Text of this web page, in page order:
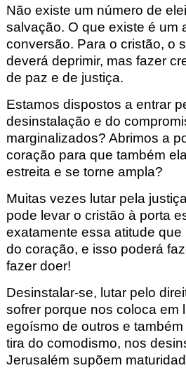
Não existe um número de
salvação. O que existe é um
conversão. Para o cristão, o
deverá deprimir, mas fazer
de paz e de justiça.
Estamos dispostos a entrar
desinstalação e do
marginalizados? Abrimos a
coração para que também
estreita e se torne ampla?
Muitas vezes lutar pela
pode levar o cristão à porta
exatamente essa atitude que
do coração, e isso poderá
fazer doer!
Desinstalar-se, lutar pelo
sofrer porque nos coloca em
egoísmo de outros e também
tira do comodismo, nos
Jerusalém supõem